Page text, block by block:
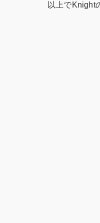
以上でKnight